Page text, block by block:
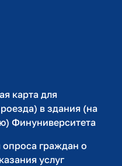
карта для
в здания (на
Финуниверситета
опроса граждан о
услуг